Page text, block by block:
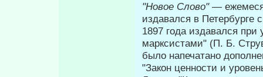
"Новое Слово" —
издавался в Петербурге
1897 года издавался
марксистами" (П. Б.
было на­печатано
"Закон ценности и